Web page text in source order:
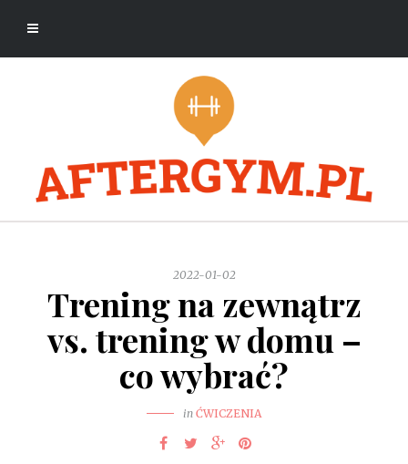
2022-01-02
Trening na zewnątrz
vs. trening w domu –
co wybrać?
in ĆWICZENIA